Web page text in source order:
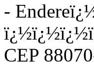
-
CEP